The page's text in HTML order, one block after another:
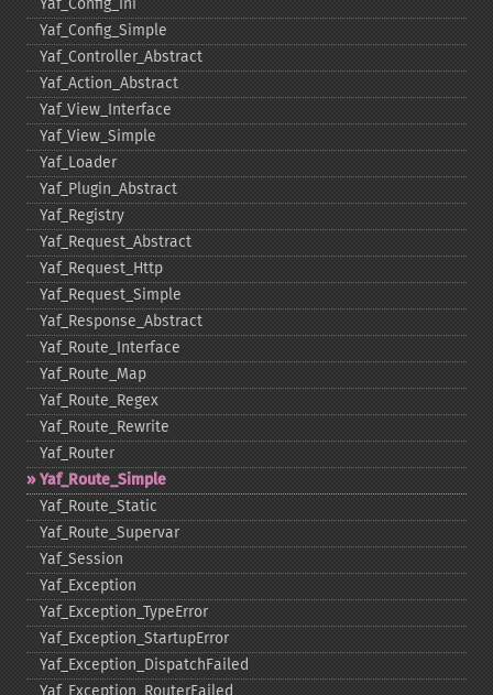
Yaf_​Config_​Ini
Yaf_​Config_​Simple
Yaf_​Controller_​Abstract
Yaf_​Action_​Abstract
Yaf_​View_​Interface
Yaf_​View_​Simple
Yaf_​Loader
Yaf_​Plugin_​Abstract
Yaf_​Registry
Yaf_​Request_​Abstract
Yaf_​Request_​Http
Yaf_​Request_​Simple
Yaf_​Response_​Abstract
Yaf_​Route_​Interface
Yaf_​Route_​Map
Yaf_​Route_​Regex
Yaf_​Route_​Rewrite
Yaf_​Router
Yaf_​Route_​Simple
Yaf_​Route_​Static
Yaf_​Route_​Supervar
Yaf_​Session
Yaf_​Exception
Yaf_​Exception_​TypeError
Yaf_​Exception_​StartupError
Yaf_​Exception_​DispatchFailed
Yaf_​Exception_​RouterFailed